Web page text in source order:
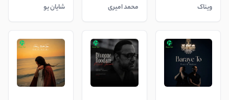
ویناک محمد امیری شایان یو